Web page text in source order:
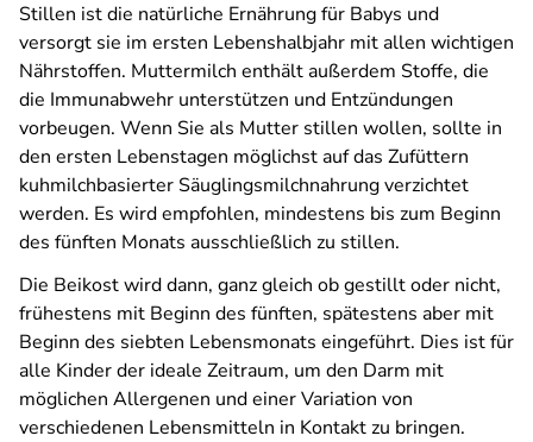
Stillen ist die natürliche Ernährung für Babys und
versorgt sie im ersten Lebenshalbjahr mit allen wichtigen
Nährstoffen. Muttermilch enthält außerdem Stoffe, die
die Immunabwehr unterstützen und Entzündungen
vorbeugen. Wenn Sie als Mutter stillen wollen, sollte in
den ersten Lebenstagen möglichst auf das Zufüttern
kuhmilchbasierter Säuglingsmilchnahrung verzichtet
werden. Es wird empfohlen, mindestens bis zum Beginn
des fünften Monats ausschließlich zu stillen.
Die Beikost wird dann, ganz gleich ob gestillt oder nicht,
frühestens mit Beginn des fünften, spätestens aber mit
Beginn des siebten Lebensmonats eingeführt. Dies ist für
alle Kinder der ideale Zeitraum, um den Darm mit
möglichen Allergenen und einer Variation von
verschiedenen Lebensmitteln in Kontakt zu bringen.